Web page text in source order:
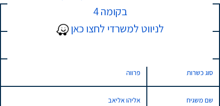
בקומה 4
לניווט למשרדי לחצו כאן
שדרות גיבורי ישראל, נתניה, Israel
סוג כשרות פרווה
שם משגיח אליהו אליאב